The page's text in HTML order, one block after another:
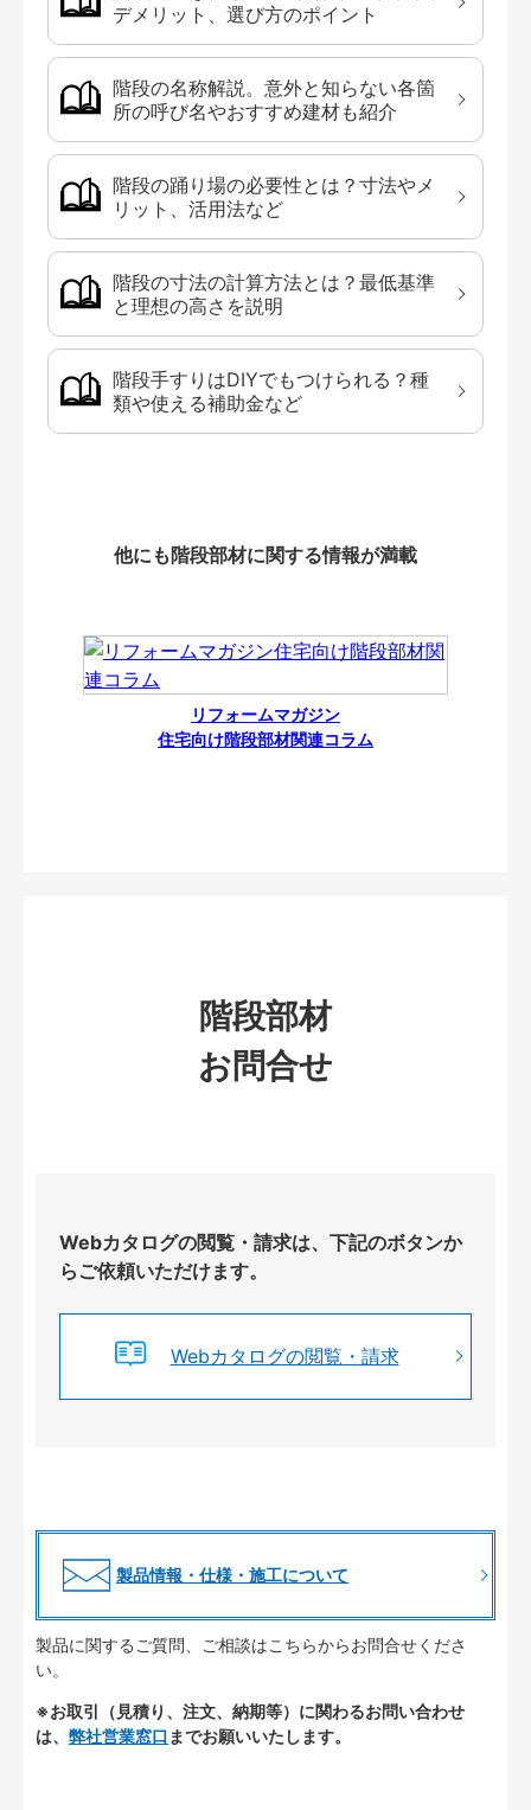
デメリット、選び方のポイント
階段の名称解説。意外と知らない各箇
所の呼び名やおすすめ建材も紹介
階段の踊り場の必要性とは？寸法やメ
リット、活用法など
階段の寸法の計算方法とは？最低基準
と理想の高さを説明
階段手すりはDIYでもつけられる？種
類や使える補助金など
他にも階段部材に関する情報が満載
リフォームマガジン
住宅向け階段部材関連コラム
階段部材
お問合せ
Webカタログの閲覧・請求は、下記のボタンか
らご依頼いただけます。
Webカタログの閲覧・請求
製品情報・仕様・施工について
製品に関するご質問、ご相談はこちらからお問合せくださ
い。
※お取引（見積り、注文、納期等）に関わるお問い合わせ
は、 弊社営業窓口 までお願いいたします。